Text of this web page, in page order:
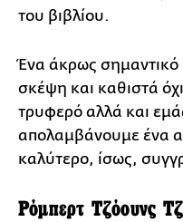
του βιβλίου.
Ένα άκρως σημαντικό
σκέψη και καθιστά
τρυφερό αλλά και
απολαμβάνουμε ένα
καλύτερο, ίσως,
Ρόμπερτ Τζόουνς